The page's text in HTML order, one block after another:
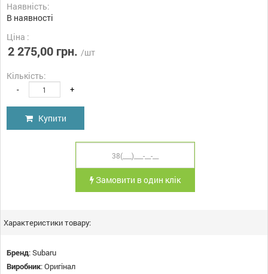
Наявність:
В наявності
Ціна :
2 275,00 грн. /шт
Кількість:
- +
Купити
Замовити в один клік
Характеристики товару:
Бренд:Subaru
Виробник:Оригінал